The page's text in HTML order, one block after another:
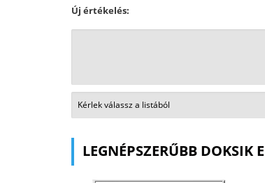
Új értékelés:
LEGNÉPSZERŰBB DOKSIK